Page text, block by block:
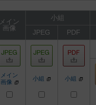
メイン
画像
小組
JPEG
PDF
メイン
画像
小組 小組